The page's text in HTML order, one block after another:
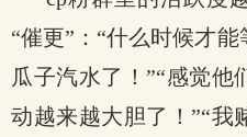
“催更”：“什么时候才
瓜子汽水了！”“感觉他
动越来越大胆了！”“我